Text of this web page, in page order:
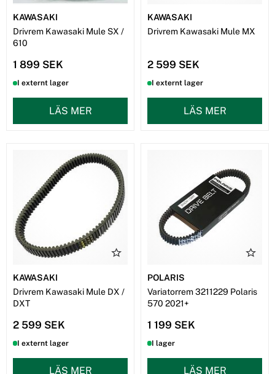
KAWASAKI
Drivrem Kawasaki Mule SX /
610
1 899 SEK
I externt lager
LÄS MER
KAWASAKI
Drivrem Kawasaki Mule MX
2 599 SEK
I externt lager
LÄS MER
KAWASAKI
Drivrem Kawasaki Mule DX /
DXT
2 599 SEK
I externt lager
LÄS MER
POLARIS
Variatorrem 3211229 Polaris
570 2021+
1 199 SEK
I lager
LÄS MER